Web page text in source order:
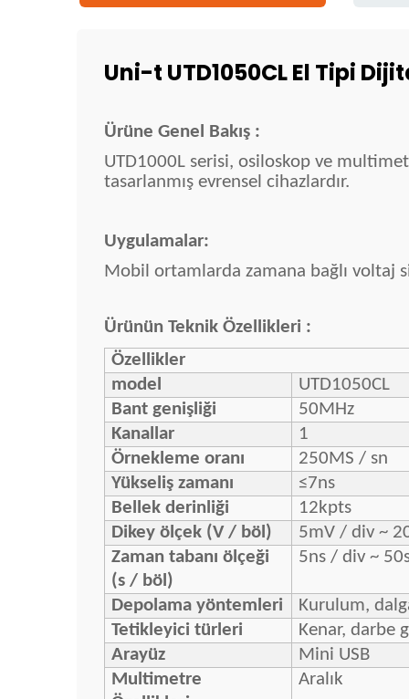
Uni-t UTD1050CL El Tipi
Ürüne Genel Bakış :
UTD1000L serisi, osiloskop ve
tasarlanmış evrensel cihazlardır.
Uygulamalar:
Mobil ortamlarda zamana bağlı voltaj
Ürünün Teknik Özellikleri :
Özellikler
model
UTD1050CL
Bant genişliği
50MHz
Kanallar
1
Örnekleme oranı
250MS / sn
Yükseliş zamanı
≤7ns
Bellek derinliği
12kpts
Dikey ölçek (V / böl)
5mV / div ~
Zaman tabanı ölçeği
(s / böl)
5ns / div ~
Depolama yöntemleri
Kurulum,
Tetikleyici türleri
Kenar, darbe
Arayüz
Mini USB
Multimetre
Aralık